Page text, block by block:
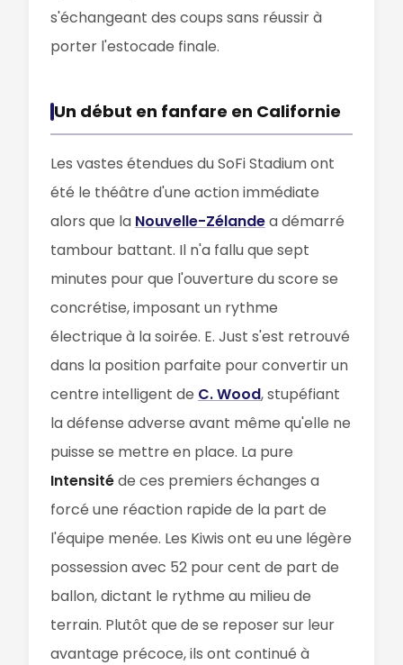
s'échangeant des coups sans réussir à
porter l'estocade finale.
Un début en fanfare en Californie
Les vastes étendues du SoFi Stadium ont
été le théâtre d'une action immédiate
alors que la Nouvelle-Zélandea démarré
tambour battant. Il n'a fallu que sept
minutes pour que l'ouverture du score se
concrétise, imposant un rythme
électrique à la soirée. E. Just s'est retrouvé
dans la position parfaite pour convertir un
centre intelligent de C. Wood, stupéfiant
la défense adverse avant même qu'elle ne
puisse se mettre en place. La pure
Intensitéde ces premiers échanges a
forcé une réaction rapide de la part de
l'équipe menée. Les Kiwis ont eu une légère
possession avec 52 pour cent de part de
ballon, dictant le rythme au milieu de
terrain. Plutôt que de se reposer sur leur
avantage précoce, ils ont continué à